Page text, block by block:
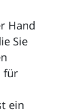
Hand
Sie
für